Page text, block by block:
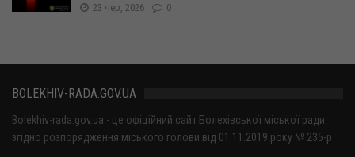
23 чер, 2026 0
BOLEKHIV-RADA.GOV.UA
Bolekhiv-rada.gov.ua - це офіційний сайт Болехівської міської ради
згідно розпорядження міського голови від 01.11.2019 року № 235-р